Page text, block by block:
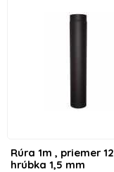
Rúra 1m , priemer
hrúbka 1,5 mm